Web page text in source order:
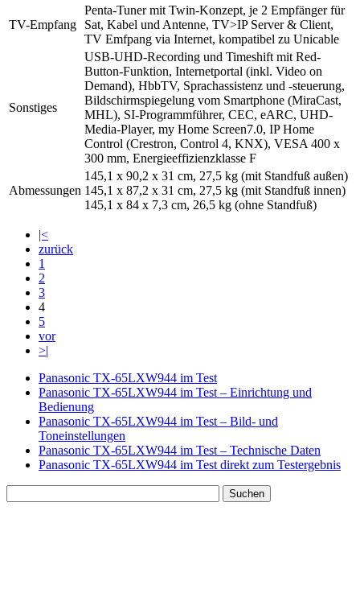
TV-Empfang
Penta-Tuner mit Twin-Konzept, je 2 Empfänger für
Sat, Kabel und Antenne, TV>IP Server & Client,
TV Emfpang via Internet, kompatibel zu Unicable
Sonstiges
USB-UHD-Recording und Timeshift mit Red-
Button-Funktion, Internetportal (inkl. Video on
Demand), HbbTV, Sprachassistenz und -steuerung,
Bildschirmspiegelung vom Smartphone (MiraCast,
MHL), SI-Programmführer, CEC, eARC, UHD-
Media-Player, my Home Screen7.0, IP Home
Control (Crestron, Control 4, KNX), VESA 400 x
300 mm, Energieeffizienzklasse F
Abmessungen
145,1 x 90,2 x 31 cm, 27,5 kg (mit Standfuß außen)
145,1 x 87,2 x 31 cm, 27,5 kg (mit Standfuß innen)
145,1 x 84 x 7,3 cm, 26,5 kg (ohne Standfuß)
|<
zurück
1
2
3
4
5
vor
>|
Panasonic TX-65LXW944 im Test
Panasonic TX-65LXW944 im Test – Einrichtung und
Bedienung
Panasonic TX-65LXW944 im Test – Bild- und
Toneinstellungen
Panasonic TX-65LXW944 im Test – Technische Daten
Panasonic TX-65LXW944 im Test direkt zum Testergebnis